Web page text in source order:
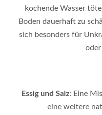
kochende Wasser
Boden dauerhaft zu
sich besonders für
oder
Essig und Salz: Eine
eine weitere